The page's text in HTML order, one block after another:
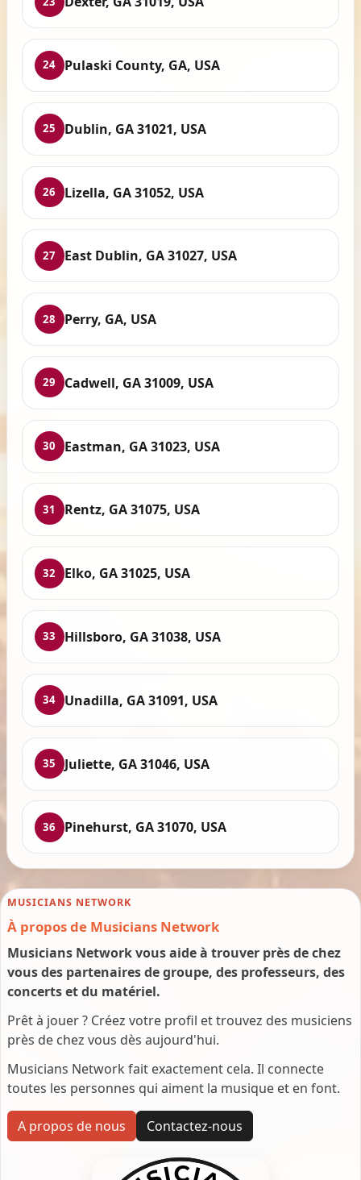
24 Pulaski County, GA, USA
25 Dublin, GA 31021, USA
26 Lizella, GA 31052, USA
27 East Dublin, GA 31027, USA
28 Perry, GA, USA
29 Cadwell, GA 31009, USA
30 Eastman, GA 31023, USA
31 Rentz, GA 31075, USA
32 Elko, GA 31025, USA
33 Hillsboro, GA 31038, USA
34 Unadilla, GA 31091, USA
35 Juliette, GA 31046, USA
36 Pinehurst, GA 31070, USA
MUSICIANS NETWORK
À propos de Musicians Network
Musicians Network vous aide à trouver près de chez
vous des partenaires de groupe, des professeurs, des
concerts et du matériel.
Prêt à jouer ? Créez votre profil et trouvez des musiciens
près de chez vous dès aujourd'hui.
Musicians Network fait exactement cela. Il connecte
toutes les personnes qui aiment la musique et en font.
A propos de nous Contactez-nous